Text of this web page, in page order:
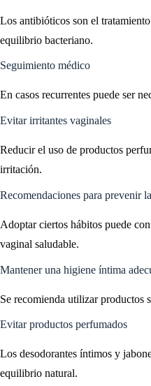
Los antibióticos son el
equilibrio bacteriano.
Seguimiento médico
En casos recurrentes puede ser
Evitar irritantes vaginales
Reducir el uso de productos
irritación.
Recomendaciones para prevenir
Adoptar ciertos hábitos puede
vaginal saludable.
Mantener una higiene íntima
Se recomienda utilizar productos
Evitar productos perfumados
Los desodorantes íntimos y
equilibrio natural.